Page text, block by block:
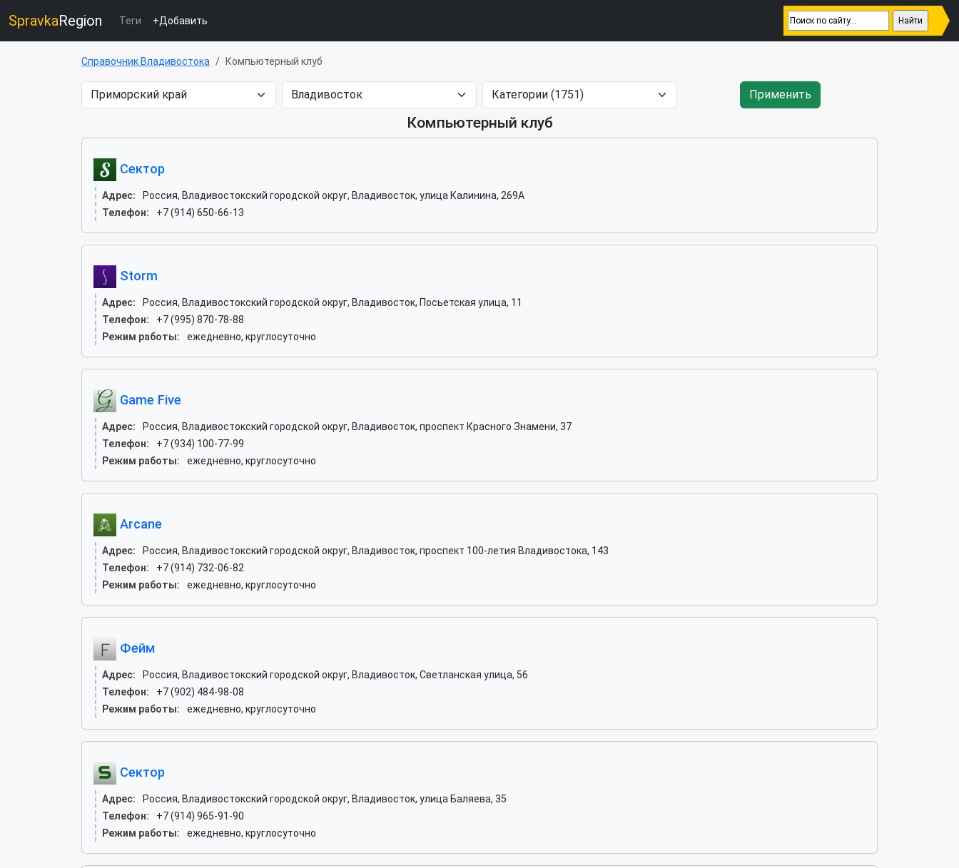
SpravkaRegion Теги +Добавить
Справочник Владивостока Компьютерный клуб
Применить
Компьютерный клуб
Сектор
Адрес:
Россия, Владивостокский городской округ, Владивосток, улица Калинина, 269А
Телефон:
+7 (914) 650-66-13
Storm
Адрес:
Россия, Владивостокский городской округ, Владивосток, Посьетская улица, 11
Телефон:
+7 (995) 870-78-88
Режим работы:
ежедневно, круглосуточно
Game Five
Адрес:
Россия, Владивостокский городской округ, Владивосток, проспект Красного Знамени, 37
Телефон:
+7 (934) 100-77-99
Режим работы:
ежедневно, круглосуточно
Arcane
Адрес:
Россия, Владивостокский городской округ, Владивосток, проспект 100-летия Владивостока, 143
Телефон:
+7 (914) 732-06-82
Режим работы:
ежедневно, круглосуточно
Фейм
Адрес:
Россия, Владивостокский городской округ, Владивосток, Светланская улица, 56
Телефон:
+7 (902) 484-98-08
Режим работы:
ежедневно, круглосуточно
Сектор
Адрес:
Россия, Владивостокский городской округ, Владивосток, улица Баляева, 35
Телефон:
+7 (914) 965-91-90
Режим работы:
ежедневно, круглосуточно